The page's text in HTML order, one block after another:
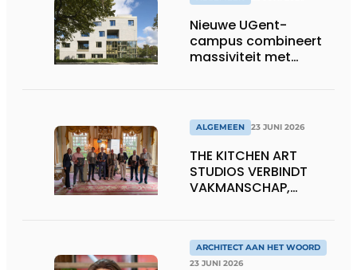
Nieuwe UGent-
campus combineert
massiviteit met
ALGEMEEN 23 JUNI 2026
THE KITCHEN ART
STUDIOS VERBINDT
VAKMANSCHAP,
DE LEEFKEUKEN VAN DE
TOEKOMST
ARCHITECT AAN HET WOORD
23 JUNI 2026